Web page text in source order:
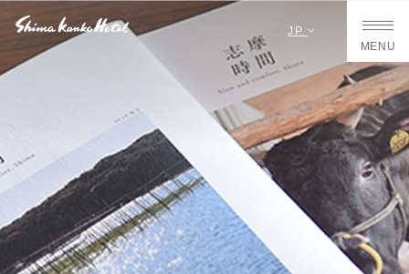
JP
MENU